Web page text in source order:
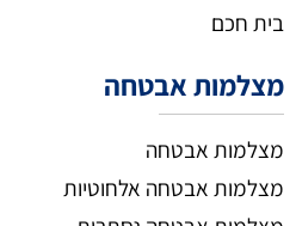
בית חכם
מצלמות אבטחה
מצלמות אבטחה
מצלמות אבטחה אלחוטיות